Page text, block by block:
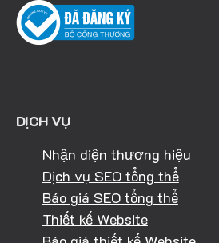
DỊCH VỤ
Nhận diện thương hiệu
Dịch vụ SEO tổng thể
Báo giá SEO tổng thể
Thiết kế Website